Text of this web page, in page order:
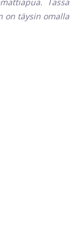
on täysin omalla